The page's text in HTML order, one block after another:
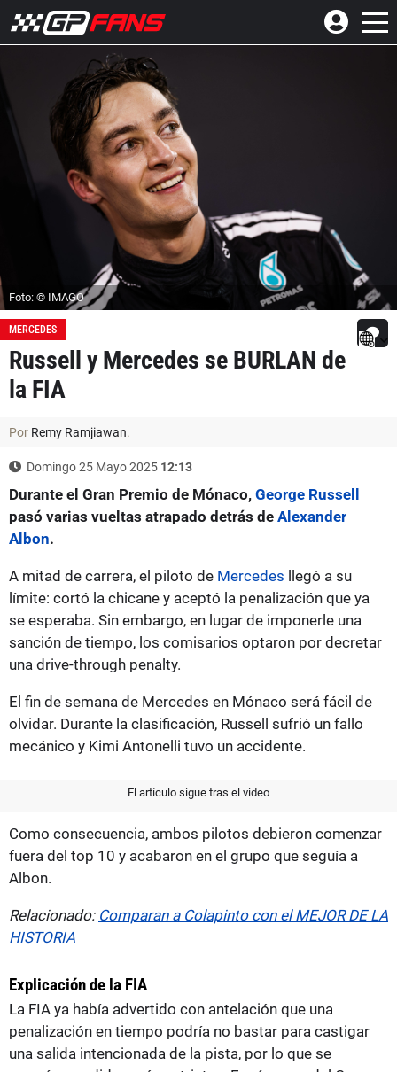
Foto: © IMAGO
MERCEDES
Russell y Mercedes se BURLAN de
la FIA
Por Remy Ramjiawan.
Domingo 25 Mayo 2025 12:13
Durante el Gran Premio de Mónaco, George Russell
pasó varias vueltas atrapado detrás de Alexander
Albon.
A mitad de carrera, el piloto de Mercedes llegó a su
límite: cortó la chicane y aceptó la penalización que ya
se esperaba. Sin embargo, en lugar de imponerle una
sanción de tiempo, los comisarios optaron por decretar
una drive-through penalty.
El fin de semana de Mercedes en Mónaco será fácil de
olvidar. Durante la clasificación, Russell sufrió un fallo
mecánico y Kimi Antonelli tuvo un accidente.
El artículo sigue tras el video
Como consecuencia, ambos pilotos debieron comenzar
fuera del top 10 y acabaron en el grupo que seguía a
Albon.
Relacionado: Comparan a Colapinto con el MEJOR DE LA
HISTORIA
Explicación de la FIA
La FIA ya había advertido con antelación que una
penalización en tiempo podría no bastar para castigar
una salida intencionada de la pista, por lo que se